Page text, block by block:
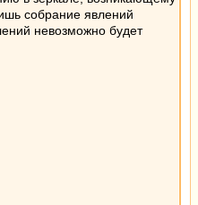
собрание явлений
невозможно будет